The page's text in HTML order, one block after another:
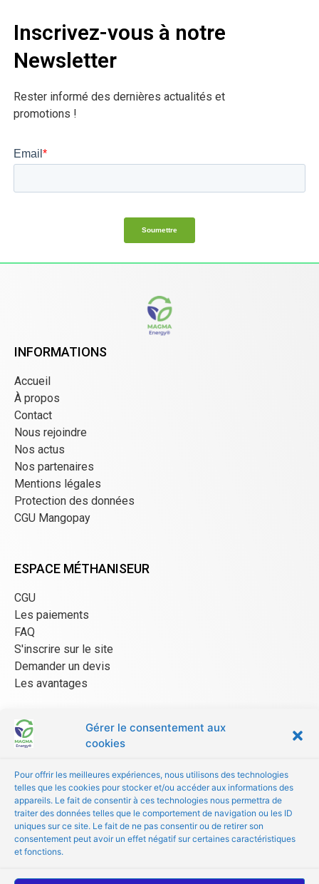
Gérer le consentement aux
cookies
Pour offrir les meilleures expériences, nous utilisons des technologies
telles que les cookies pour stocker et/ou accéder aux informations des
appareils. Le fait de consentir à ces technologies nous permettra de
traiter des données telles que le comportement de navigation ou les ID
uniques sur ce site. Le fait de ne pas consentir ou de retirer son
consentement peut avoir un effet négatif sur certaines caractéristiques
et fonctions.
Inscrivez-vous à notre
Newsletter
Rester informé des dernières actualités et
promotions !
INFORMATIONS
Accueil
À propos
Contact
Nous rejoindre
Nos actus
Nos partenaires
Mentions légales
Protection des données
CGU Mangopay
ESPACE MÉTHANISEUR
CGU
Les paiements
FAQ
S'inscrire sur le site
Demander un devis
Les avantages
ESPACE FOURNISSEUR
Être référencé
Les avantages
FAQ
© Copyright 2024 MAGMA Energy